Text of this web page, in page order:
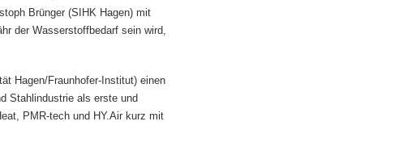
Brünger (SIHK Hagen) mit
der Wasserstoffbedarf sein wird,
Hagen/Fraunhofer-Institut) einen
Stahlindustrie als erste und
PMR-tech und HY.Air kurz mit